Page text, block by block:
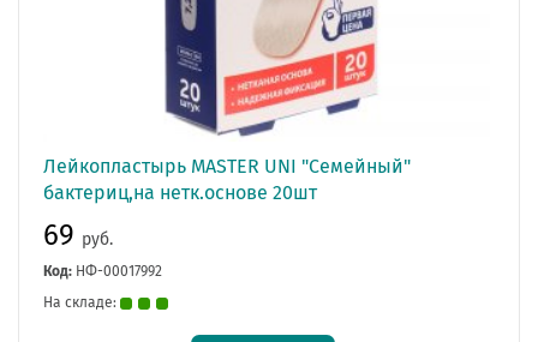
Лейкопластырь MASTER UNI "Семейный"
бактериц,на нетк.основе 20шт
69 руб.
Код: НФ-00017992
На складе: